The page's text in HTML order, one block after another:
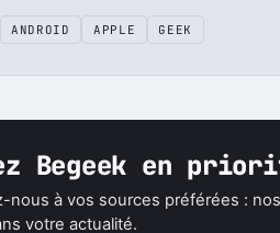
ANDROID APPLE GEEK
Begeek en
nous à vos sources préférées :
votre actualité.